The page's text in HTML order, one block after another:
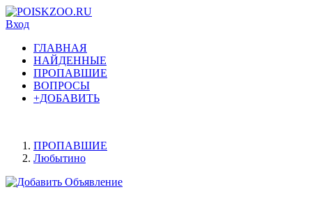
Вход
ГЛАВНАЯ
НАЙДЕННЫЕ
ПРОПАВШИЕ
ВОПРОСЫ
+ДОБАВИТЬ
ПРОПАВШИЕ
Любытино